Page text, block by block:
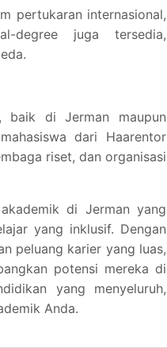
pertukaran internasional,
degree juga tersedia,
baik di Jerman maupun
dari Haarentor
riset, dan organisasi
di Jerman yang
yang inklusif. Dengan
peluang karier yang luas,
potensi mereka di
yang menyeluruh,
Anda.